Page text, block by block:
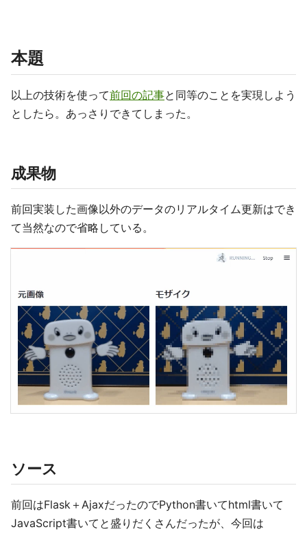
本題
以上の技術を使って前回の記事と同等のことを実現しよう
としたら。あっさりできてしまった。
成果物
前回実装した画像以外のデータのリアルタイム更新はでき
て当然なので省略している。
ソース
前回はFlask＋AjaxだったのでPython書いてhtml書いて
JavaScript書いてと盛りだくさんだったが、今回は